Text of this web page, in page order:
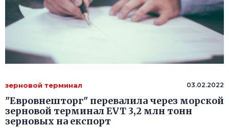
зерновой терминал 03.02.2022
"Евровнешторг" перевалила через морской
зерновой терминал EVT 3,2 млн тонн
зерновых на експорт